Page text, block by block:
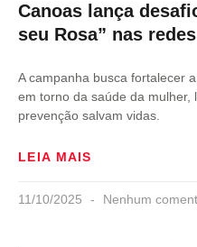
Canoas lança
seu Rosa” nas
A campanha busca fortalecer
em torno da saúde da mulher,
prevenção salvam vidas.
LEIA MAIS
11/10/2025 Nenhum